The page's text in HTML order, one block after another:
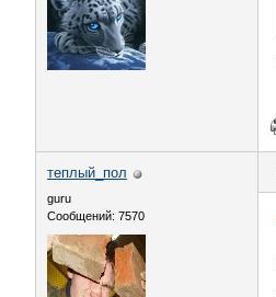
теплый_пол
guru
Сообщений: 7570